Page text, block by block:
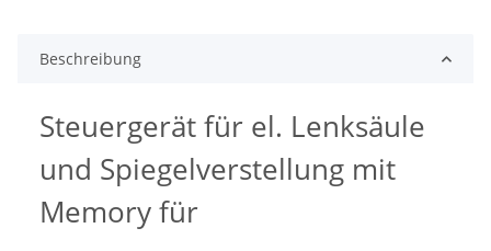
Beschreibung
Steuergerät für el. Lenksäule
und Spiegelverstellung mit
Memory für